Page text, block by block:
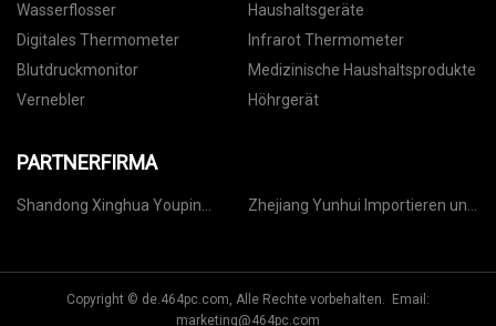
Wasserflosser
Haushaltsgeräte
Digitales Thermometer
Infrarot Thermometer
Blutdruckmonitor
Medizinische Haushaltsprodukte
Vernebler
Höhrgerät
PARTNERFIRMA
Shandong Xinghua Youpin
Zhejiang Yunhui Importieren und
Copyright © de.464pc.com, Alle Rechte vorbehalten. Email:
marketing@464pc.com